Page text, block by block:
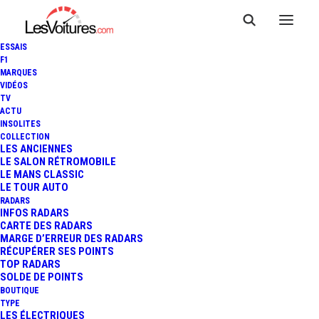
ESSAIS
F1
MARQUES
VIDÉOS
TV
ACTU
INSOLITES
COLLECTION
LES ANCIENNES
LE SALON RÉTROMOBILE
LE MANS CLASSIC
LE TOUR AUTO
RADARS
INFOS RADARS
CARTE DES RADARS
MARGE D’ERREUR DES RADARS
RÉCUPÉRER SES POINTS
TOP RADARS
SOLDE DE POINTS
BOUTIQUE
TYPE
LES ÉLECTRIQUES
13 juin 2016
RENAULT CLIO : LA